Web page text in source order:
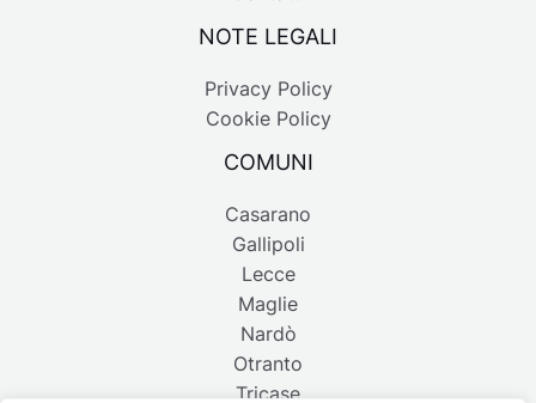
NOTE LEGALI
Privacy Policy
Cookie Policy
COMUNI
Casarano
Gallipoli
Lecce
Maglie
Nardò
Otranto
Tricase